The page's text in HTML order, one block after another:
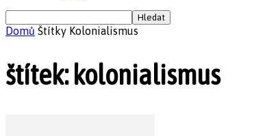
Domů Štítky Kolonialismus
štítek: kolonialismus